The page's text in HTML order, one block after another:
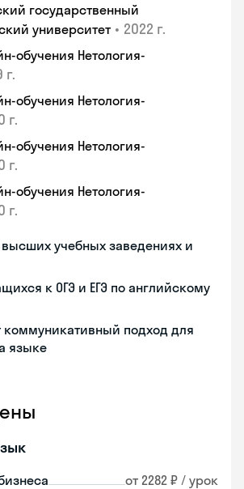
государственный
университет • 2022 г.
обучения Нетология-
г.
обучения Нетология-
г.
обучения Нетология-
г.
обучения Нетология-
г.
высших учебных заведениях и
к ОГЭ и ЕГЭ по английскому
коммуникативный подход для
языке
от 2282 ₽ / урок